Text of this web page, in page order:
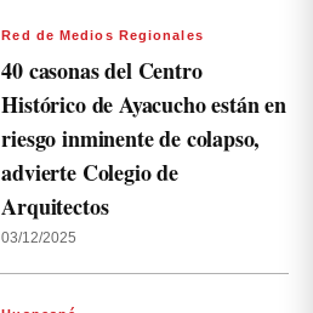
Red de Medios Regionales
40 casonas del Centro
Histórico de Ayacucho están en
riesgo inminente de colapso,
advierte Colegio de
Arquitectos
03/12/2025